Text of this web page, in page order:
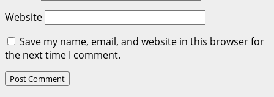
Website
Save my name, email, and website in this browser for
the next time I comment.